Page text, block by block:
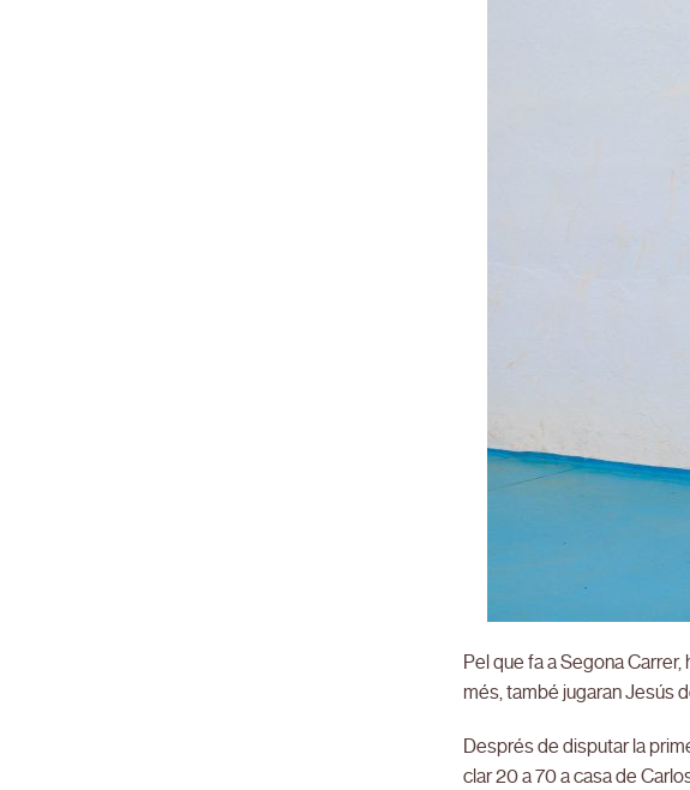
Pel que fa a Segona
més, també jugaran Jesús
Després de disputar la
clar 20 a 70 a casa de